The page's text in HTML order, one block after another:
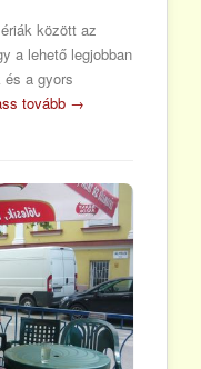
között az
a lehető legjobban
és a gyors
tovább →